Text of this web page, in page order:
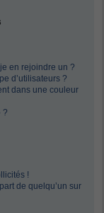
en rejoindre un ?
d’utilisateurs ?
dans une couleur
?
!
de quelqu’un sur